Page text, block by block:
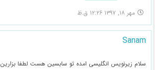
مهر ۱۸, ۱۳۹۷ ۱۲:۲۶ ق.ظ
Sanam
سلام زیرنویس انگلیسی امده تو سابسین هست لطفا بزارین